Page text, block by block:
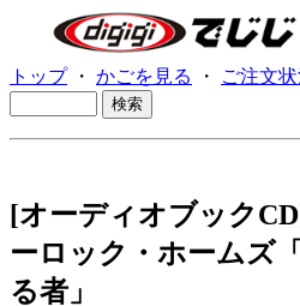
トップ・ かごを見る ・ ご注文
[オーディオブック
ーロック・ホームズ
る者」